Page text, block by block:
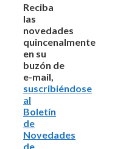
Reciba
las
novedades
quincenalmente
en su
buzón de
e-mail,
suscribiéndose
al
Boletín
de
Novedades
de